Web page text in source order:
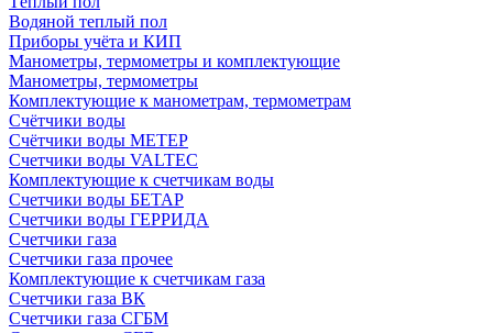
Водяной теплый пол
Приборы учёта и КИП
Манометры, термометры и комплектующие
Манометры, термометры
Комплектующие к манометрам, термометрам
Счётчики воды
Счётчики воды МЕТЕР
Счетчики воды VALTEC
Комплектующие к счетчикам воды
Счетчики воды БЕТАР
Счетчики воды ГЕРРИДА
Счетчики газа
Счетчики газа прочее
Комплектующие к счетчикам газа
Счетчики газа ВК
Счетчики газа СГБМ